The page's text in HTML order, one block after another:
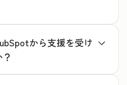
から支援を受け